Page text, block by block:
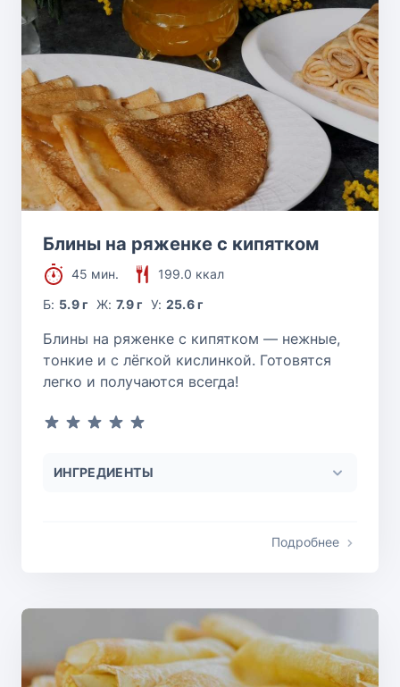
Блины на ряженке с кипятком
45 мин.
199.0 ккал
Б: 5.9 г Ж: 7.9 г У: 25.6 г
Блины на ряженке с кипятком — нежные,
тонкие и с лёгкой кислинкой. Готовятся
легко и получаются всегда!
ИНГРЕДИЕНТЫ
Подробнее